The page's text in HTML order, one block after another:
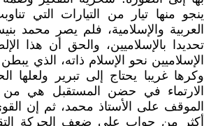
ينجو منها تيار من التيارات التي
العربية والإسلامية، فلم يصر محمد
تحديدا بالإسلاميين، والحق أن هذا
الإسلاميين نحو الإسلام ذاته، الذي
وكرها غريبا يحتاج إلى تبرير ولعلها
الارتماء في حضن المستقبل هي من
الموقف على الأستاذ محمد، ثم إن
أكثر من جواب على ضعف الحركة